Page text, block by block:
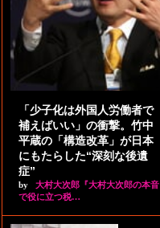
「少子化は外国人労働者で
補えばいい」の衝撃。竹中
平蔵の「構造改革」が日本
にもたらした“深刻な後遺
症”
by
大村大次郎『大村大次郎の本音
で役に立つ税…